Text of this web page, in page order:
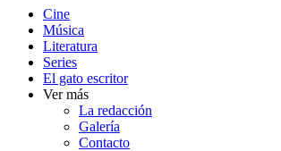
Cine
Música
Literatura
Series
El gato escritor
Ver más
La redacción
Galería
Contacto